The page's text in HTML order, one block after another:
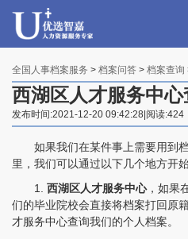
全国人事档案服务 > 档案问答 > 档案查询
西湖区人才服务中
发布时间:2021-12-20 09:42:28|阅读:424
如果我们在某件事上需要用到档
里，我们可以通过以下几个地方开
1. 西湖区人才服务中心，如果
们的毕业院校会直接将档案打回原
才服务中心查询我们的个人档案。